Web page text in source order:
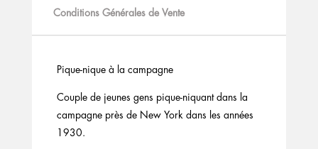
Conditions Générales de Vente
Pique-nique à la campagne
Couple de jeunes gens pique-niquant dans la
campagne près de New York dans les années
1930.